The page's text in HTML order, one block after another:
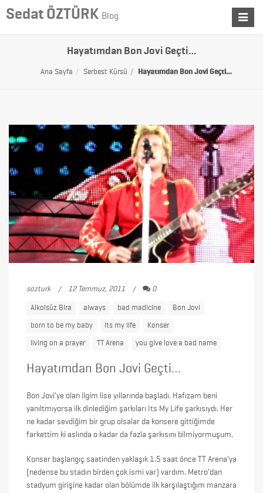
Toggle
Sedat ÖZTÜRK Blog
Hayatımdan Bon Jovi Geçti…
Ana Sayfa Serbest Kürsü Hayatımdan Bon Jovi Geçti…
sozturk 12 Temmuz, 2011 0
Alkolsüz Bira always bad madicine Bon Jovi
born to be my baby its my life Konser
living on a prayer TT Arena you give love a bad name
Hayatımdan Bon Jovi Geçti…
Bon Jovi’ye olan ilgim lise yıllarında başladı. Hafızam beni
yanıltmıyorsa ilk dinlediğim şarkıları Its My Life şarkısıydı. Her
ne kadar sevdiğim bir grup olsalar da konsere gittiğimde
farkettim ki aslında o kadar da fazla şarkısını bilmiyormuşum.
Konser başlangıç saatinden yaklaşık 1.5 saat önce TT Arena’ya
(nedense bu stadın birden çok ismi var) vardım. Metro’dan
stadyum girişine kadar olan bölümde ilk karşılaştığım manzara